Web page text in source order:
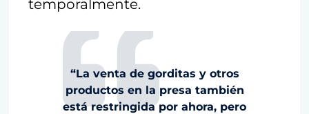
temporalmente.
“La venta de gorditas y otros
productos en la presa también
está restringida por ahora, pero